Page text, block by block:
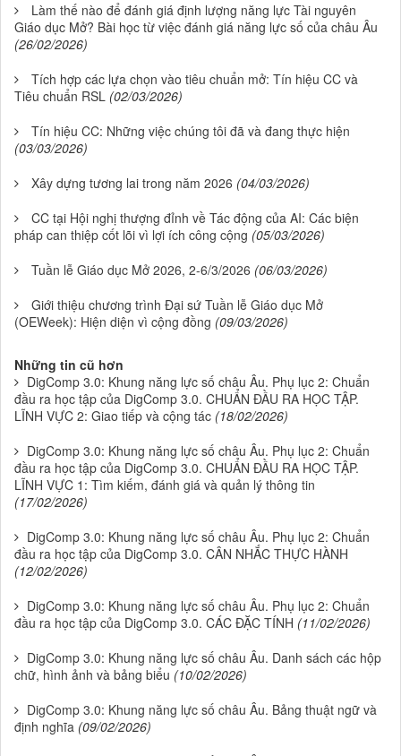
Làm thế nào để đánh giá định lượng năng lực Tài nguyên
Giáo dục Mở? Bài học từ việc đánh giá năng lực số của châu Âu
(26/02/2026)
Tích hợp các lựa chọn vào tiêu chuẩn mở: Tín hiệu CC và
Tiêu chuẩn RSL (02/03/2026)
Tín hiệu CC: Những việc chúng tôi đã và đang thực hiện
(03/03/2026)
Xây dựng tương lai trong năm 2026 (04/03/2026)
CC tại Hội nghị thượng đỉnh về Tác động của AI: Các biện
pháp can thiệp cốt lõi vì lợi ích công cộng (05/03/2026)
Tuần lễ Giáo dục Mở 2026, 2-6/3/2026 (06/03/2026)
Giới thiệu chương trình Đại sứ Tuần lễ Giáo dục Mở
(OEWeek): Hiện diện vì cộng đồng (09/03/2026)
Những tin cũ hơn
DigComp 3.0: Khung năng lực số châu Âu. Phụ lục 2: Chuẩn
đầu ra học tập của DigComp 3.0. CHUẨN ĐẦU RA HỌC TẬP.
LĨNH VỰC 2: Giao tiếp và cộng tác (18/02/2026)
DigComp 3.0: Khung năng lực số châu Âu. Phụ lục 2: Chuẩn
đầu ra học tập của DigComp 3.0. CHUẨN ĐẦU RA HỌC TẬP.
LĨNH VỰC 1: Tìm kiếm, đánh giá và quản lý thông tin
(17/02/2026)
DigComp 3.0: Khung năng lực số châu Âu. Phụ lục 2: Chuẩn
đầu ra học tập của DigComp 3.0. CÂN NHẮC THỰC HÀNH
(12/02/2026)
DigComp 3.0: Khung năng lực số châu Âu. Phụ lục 2: Chuẩn
đầu ra học tập của DigComp 3.0. CÁC ĐẶC TÍNH (11/02/2026)
DigComp 3.0: Khung năng lực số châu Âu. Danh sách các hộp
chữ, hình ảnh và bảng biểu (10/02/2026)
DigComp 3.0: Khung năng lực số châu Âu. Bảng thuật ngữ và
định nghĩa (09/02/2026)